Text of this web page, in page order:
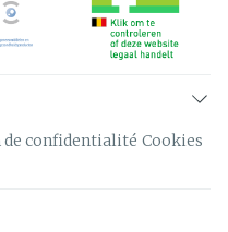
confidentialité Cookies